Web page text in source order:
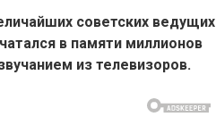
советских ведущих
в памяти миллионов
из телевизоров.